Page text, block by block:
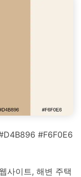
#F6F0E6
사이트, 해변 주택